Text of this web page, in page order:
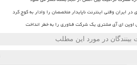
در ایران وقتی اینترنت ناپایدار متخصصان را وادار به کوچ کرد
ای آی مشتری یک شرکت فناوری را به خطر انداخت
بینندگان در مورد این مطلب